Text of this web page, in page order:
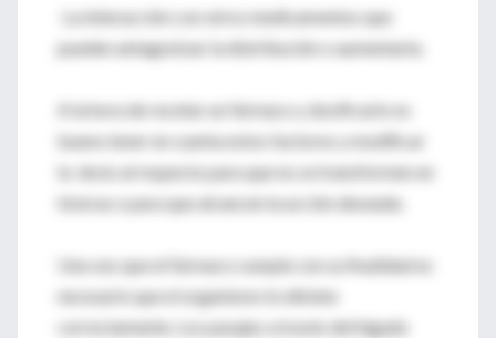
-La interacción con otros medicamentos que
pueden antagonizar la distribución o aumentarla.
A la hora de recetar un fármaco y dosificarlo es
bueno tener en cuenta estos factores y modificar
la dosis al respecto para que no se transformen en
tóxicas o para que alcancen la acción deseada.
Una vez que el fármaco cumple con su finalidad es
necesario que el organismo lo elimine
correctamente. Los pasajes a través del hígado